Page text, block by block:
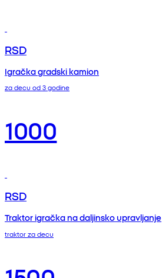
RSD
Igračka gradski kamion
za decu od 3 godine
1000
RSD
Traktor igračka na daljinsko upravljanje
traktor za decu